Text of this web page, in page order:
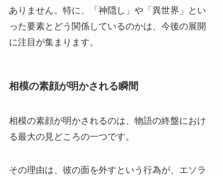
ありません。特に、「神隠し」や「異世界」とい
った要素とどう関係しているのかは、今後の展開
に注目が集まります。
相模の素顔が明かされる瞬間
相模の素顔が明かされるのは、物語の終盤におけ
る最大の見どころの一つです。
その理由は、彼の面を外すという行為が、エソラ